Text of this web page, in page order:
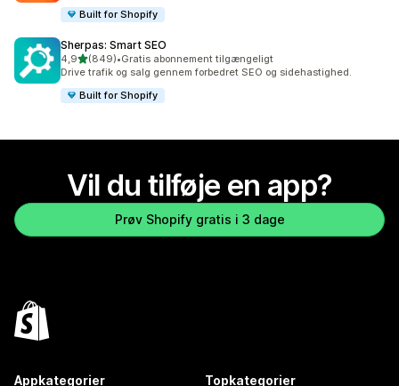
Built for Shopify
Sherpas: Smart SEO
4,9ud af 5 stjerner
(849)
849 anmeldelser i alt
•Gratis abonnement tilgængeligt
Drive trafik og salg gennem forbedret SEO og sidehastighed.
Built for Shopify
Vil du tilføje en app?
Prøv Shopify gratis i 3 dage
Appkategorier Topkategorier